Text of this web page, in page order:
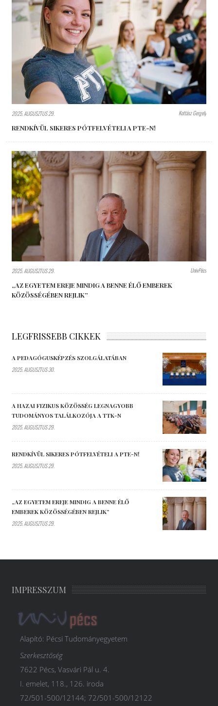
2025. AUGUSZTUS 29. Kottász Gergely
RENDKÍVÜL SIKERES PÓTFELVÉTELI A PTE-N!
2025. AUGUSZTUS 29. UnivPécs
„AZ EGYETEM EREJE MINDIG A BENNE ÉLŐ EMBEREK
KÖZÖSSÉGÉBEN REJLIK”
LEGFRISSEBB CIKKEK
A PEDAGÓGUSKÉPZÉS SZOLGÁLATÁBAN
2025. AUGUSZTUS 30.
A HAZAI FIZIKUS KÖZÖSSÉG LEGNAGYOBB
TUDOMÁNYOS TALÁLKOZÓJA A TTK-N
2025. AUGUSZTUS 29.
RENDKÍVÜL SIKERES PÓTFELVÉTELI A PTE-N!
2025. AUGUSZTUS 29.
„AZ EGYETEM EREJE MINDIG A BENNE ÉLŐ
EMBEREK KÖZÖSSÉGÉBEN REJLIK”
2025. AUGUSZTUS 29.
IMPRESSZUM
Alapító: Pécsi Tudományegyetem
Szerkesztőség
7622 Pécs, Vasvári Pál u. 4.
I. emelet, 118., 126. iroda
72/501-500/12144; 72/501-500/12122